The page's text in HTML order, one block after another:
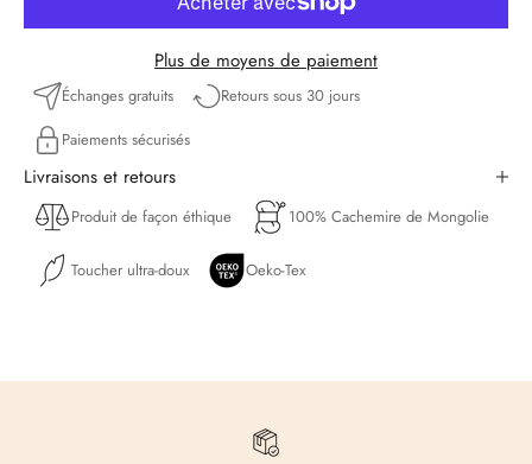
Plus de moyens de paiement
Échanges gratuits
Retours sous 30 jours
Paiements sécurisés
Livraisons et retours
Produit de façon éthique 100% Cachemire de Mongolie
Toucher ultra-doux Oeko-Tex